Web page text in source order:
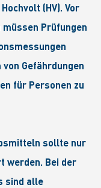
(HV). Vor
Prüfungen
Gefährdungen
für Personen zu
sollte nur
werden. Bei der
sind alle